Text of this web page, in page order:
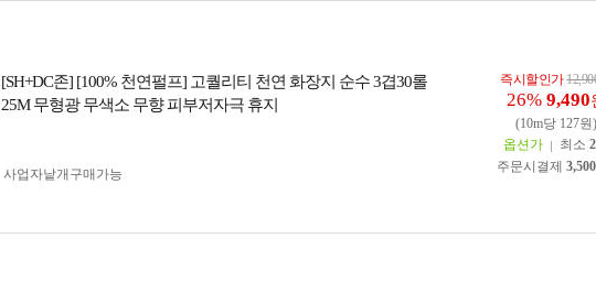
[SH+DC존] [100% 천연펄프] 고퀄리티 천연 화장지 순수 3겹30롤
25M 무형광 무색소 무향 피부저자극 휴지
즉시할인가
26% 9,490
(10m당 127원)
옵션가
최소 2
주문시결제 3,500
사업자 낱개구매가능